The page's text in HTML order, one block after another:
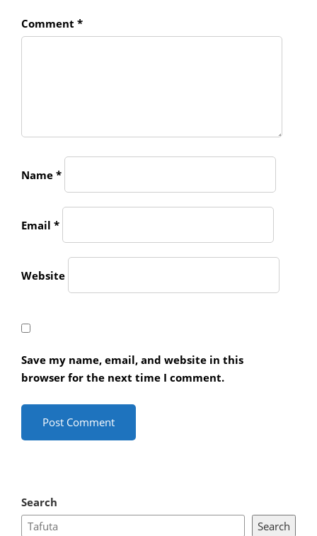
Comment *
Name *
Email *
Website
Save my name, email, and website in this
browser for the next time I comment.
Search
Search